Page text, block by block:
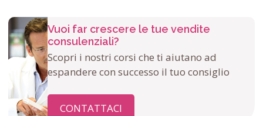
Vuoi far crescere le tue vendite
consulenziali?
Scopri i nostri corsi che ti aiutano ad
espandere con successo il tuo consiglio
CONTATTACI